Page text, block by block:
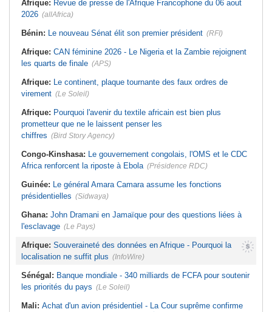
l'esclavage
Sénégal:Banque mondiale - 340
priorités du pays
La Cour suprême confirme la
condamnation de l'ex-ministre de
l'Économie
France la restitution du crâne de
Bokar Biro et de trois de ses
proches
policière contre le narcotrafic
Monde arabe au Caire
2026 - Le continent, entre ouverture
commerciale et défiance migratoire
Afrique: Revue de presse de l'Afrique Francophone du 06 aout
2026 (allAfrica)
Bénin: Le nouveau Sénat élit son premier président (RFI)
Afrique: CAN féminine 2026 - Le Nigeria et la Zambie rejoignent
les quarts de finale (APS)
Afrique: Le continent, plaque tournante des faux ordres de
virement (Le Soleil)
Afrique: Pourquoi l'avenir du textile africain est bien plus
prometteur que ne le laissent penser les
chiffres (Bird Story Agency)
Congo-Kinshasa: Le gouvernement congolais, l'OMS et le CDC
Africa renforcent la riposte à Ebola (Présidence RDC)
Guinée: Le général Amara Camara assume les fonctions
présidentielles (Sidwaya)
Ghana: John Dramani en Jamaïque pour des questions liées à
l'esclavage (Le Pays)
Afrique: Souveraineté des données en Afrique - Pourquoi la
localisation ne suffit plus (InfoWire)
Sénégal: Banque mondiale - 340 milliards de FCFA pour soutenir
les priorités du pays (Le Soleil)
Mali: Achat d'un avion présidentiel - La Cour suprême confirme